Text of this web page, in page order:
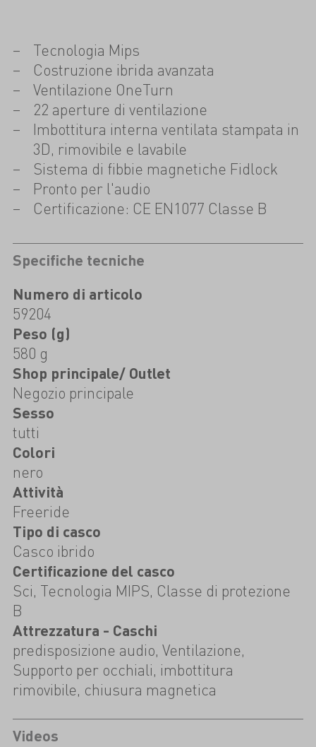
Tecnologia Mips
Costruzione ibrida avanzata
Ventilazione OneTurn
22 aperture di ventilazione
Imbottitura interna ventilata stampata in
3D, rimovibile e lavabile
Sistema di fibbie magnetiche Fidlock
Pronto per l'audio
Certificazione: CE EN1077 Classe B
Specifiche tecniche
Numero di articolo
59204
Peso (g)
580 g
Shop principale/ Outlet
Negozio principale
Sesso
tutti
Colori
nero
Attività
Freeride
Tipo di casco
Casco ibrido
Certificazione del casco
Sci, Tecnologia MIPS, Classe di protezione
B
Attrezzatura - Caschi
predisposizione audio, Ventilazione,
Supporto per occhiali, imbottitura
rimovibile, chiusura magnetica
Videos